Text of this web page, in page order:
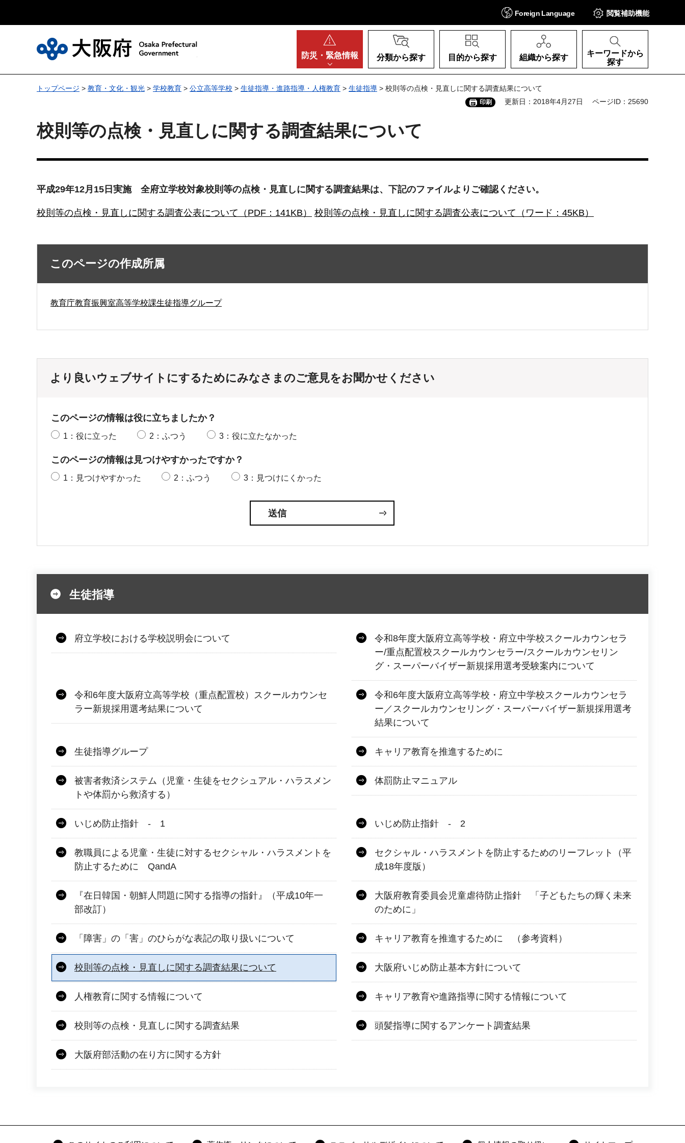
Foreign Language 閲覧補助機能
防災・ 緊急情報 分類から探す 目的から探す 組織から探す
キーワードから
探す
トップページ > 教育・文化・観光 > 学校教育 > 公立高等学校 > 生徒指導・進路指導・人権教育 > 生徒指導 > 校則等の点検・見直しに関する調査結果について
印刷 更新日：2018年4月27日 ページID：25690
校則等の点検・見直しに関する調査結果について
平成29年12月15日実施 全府立学校対象校則等の点検・見直しに関する調査結果は、下記のファイルよりご確認ください。
校則等の点検・見直しに関する調査公表について（PDF：141KB） 校則等の点検・見直しに関する調査公表について（ワード：45KB）
このページの作成所属
教育庁教育振興室高等学校課生徒指導グループ
より良いウェブサイトにするためにみなさまのご意見をお聞かせください
このページの情報は役に立ちましたか？
1：役に立った 2：ふつう 3：役に立たなかった
このページの情報は見つけやすかったですか？
1：見つけやすかった 2：ふつう 3：見つけにくかった
生徒指導
府立学校における学校説明会について
令和8年度大阪府立高等学校・府立中学校スクールカウンセラ
ー/重点配置校スクールカウンセラー/スクールカウンセリン
グ・スーパーバイザー新規採用選考受験案内について
令和6年度大阪府立高等学校（重点配置校）スクールカウンセ
ラー新規採用選考結果について
令和6年度大阪府立高等学校・府立中学校スクールカウンセラ
ー／スクールカウンセリング・スーパーバイザー新規採用選考
結果について
生徒指導グループ キャリア教育を推進するために
被害者救済システム（児童・生徒をセクシュアル・ハラスメン
トや体罰から救済する）
体罰防止マニュアル
いじめ防止指針 - 1 いじめ防止指針 - 2
教職員による児童・生徒に対するセクシャル・ハラスメントを
防止するために QandA
セクシャル・ハラスメントを防止するためのリーフレット（平
成18年度版）
『在日韓国・朝鮮人問題に関する指導の指針』（平成10年一
部改訂）
大阪府教育委員会児童虐待防止指針 「子どもたちの輝く未来
のために」
「障害」の「害」のひらがな表記の取り扱いについて キャリア教育を推進するために （参考資料）
校則等の点検・見直しに関する調査結果について 大阪府いじめ防止基本方針について
人権教育に関する情報について キャリア教育や進路指導に関する情報について
校則等の点検・見直しに関する調査結果 頭髪指導に関するアンケート調査結果
大阪府部活動の在り方に関する方針